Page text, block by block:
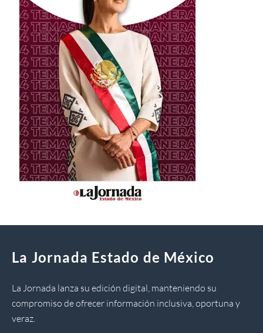
La Jornada Estado de México
La Jornada lanza su edición digital, manteniendo su
compromiso de ofrecer información inclusiva, oportuna y
veraz.